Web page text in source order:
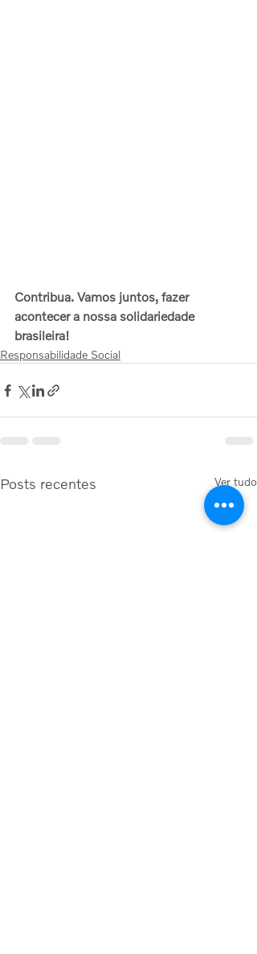
Contribua. Vamos juntos, fazer
acontecer a nossa solidariedade
brasileira!
Responsabilidade Social
Posts recentes Ver tudo